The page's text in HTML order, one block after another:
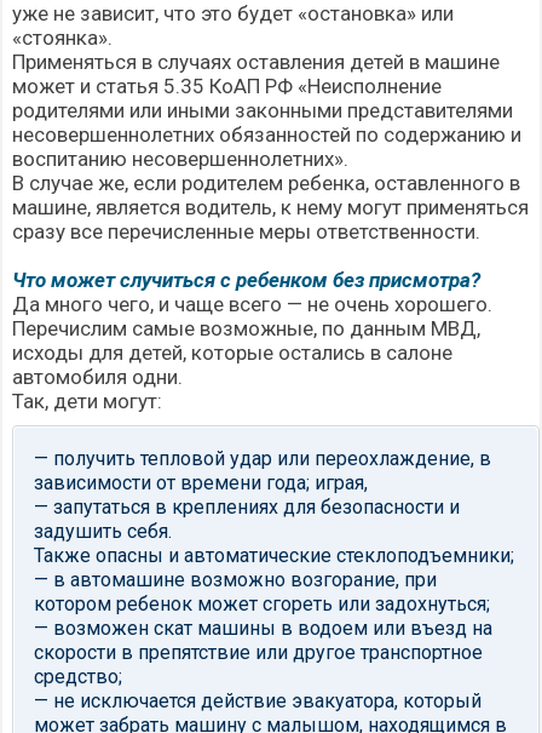
уже не зависит, что это будет «остановка» или
«стоянка».
Применяться в случаях оставления детей в машине
может и статья 5.35 КоАП РФ «Неисполнение
родителями или иными законными представителями
несовершеннолетних обязанностей по содержанию и
воспитанию несовершеннолетних».
В случае же, если родителем ребенка, оставленного в
машине, является водитель, к нему могут применяться
сразу все перечисленные меры ответственности.
Что может случиться с ребенком без присмотра?
Да много чего, и чаще всего — не очень хорошего.
Перечислим самые возможные, по данным МВД,
исходы для детей, которые остались в салоне
автомобиля одни.
Так, дети могут:
— получить тепловой удар или переохлаждение, в
зависимости от времени года; играя,
— запутаться в креплениях для безопасности и
задушить себя.
Также опасны и автоматические стеклоподъемники;
— в автомашине возможно возгорание, при
котором ребенок может сгореть или задохнуться;
— возможен скат машины в водоем или въезд на
скорости в препятствие или другое транспортное
средство;
— не исключается действие эвакуатора, который
может забрать машину с малышом, находящимся в